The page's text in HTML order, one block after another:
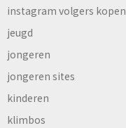
instagram volgers kopen
jeugd
jongeren
jongeren sites
kinderen
klimbos